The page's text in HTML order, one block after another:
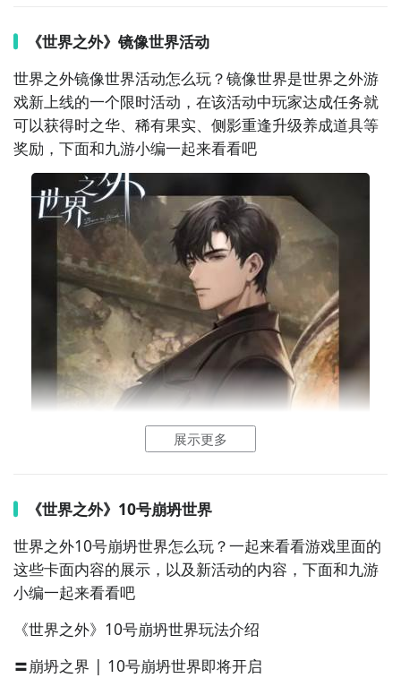
从另一个角度来看，世界卡还可以按照T0、T1、T2和
T3等级进行划分。T0等级的卡牌包括易遇·限时圆满
（魅力）、顾时夜·尽余欢（思维）、柏源·残阳欲尽（灵
巧）和夏萧因·春衫易醒（感知），这些卡牌在游戏中具
有极高的价值。T1等级的卡牌则包括顾时夜·因缘何错、
易遇·妄念（思维）；柏源·加冕时刻、易遇·甜蜜记忆
（体魄）等，这些卡牌在实战中也有不错的表现。T2和
T3等级的卡牌虽然强度相对较低，但在特定情况下也能
发挥重要作用。
和资源情况来决定。对于追求高战斗力的玩家，优先获
源有限的玩家，选择S和A强度的卡牌进行培养
《世界之外》镜像世界活动
世界之外镜像世界活动怎么玩？镜像世界是世界之外游
戏新上线的一个限时活动，在该活动中玩家达成任务就
可以获得时之华、稀有果实、侧影重逢升级养成道具等
奖励，下面和九游小编一起来看看吧
《世界之外》镜像世界活动玩法攻略
在异于现实的镜像世界，寻找不合常规的一切，破解迷
宫完成任务即可
活动奖励：
完成任务可获取时之华、红线、稀有果实、侧影重逢升
级养成道具、晶币等奖励
展示更多
《世界之外》10号崩坍世界
世界之外10号崩坍世界怎么玩？一起来看看游戏里面的
这些卡面内容的展示，以及新活动的内容，下面和九游
小编一起来看看吧
《世界之外》10号崩坍世界玩法介绍
〓崩坍之界 | 10号崩坍世界即将开启